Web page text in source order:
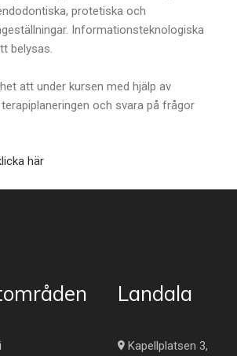
protetiska och
Informationsteknologiska
belysas.
att under kursen med hjälp av
och svara på frågor
här
Landala
Kapellplatsen 3,